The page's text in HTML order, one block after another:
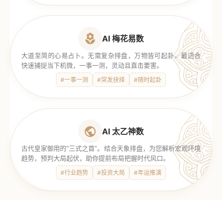
AI 梅花易数
大道至简的心易占卜。无需复杂排盘，万物皆可起卦。最适合
快速捕捉当下机微，一事一测，灵动且直击要害。
#一事一测 #突发抉择 #随时起卦
AI 太乙神数
古代皇家御用的“三式之首”。结合天象排盘，为您解析宏观环境
趋势，预判大局起伏，助你提前布局把握时代风口。
#行业趋势 #投资大局 #年运推演